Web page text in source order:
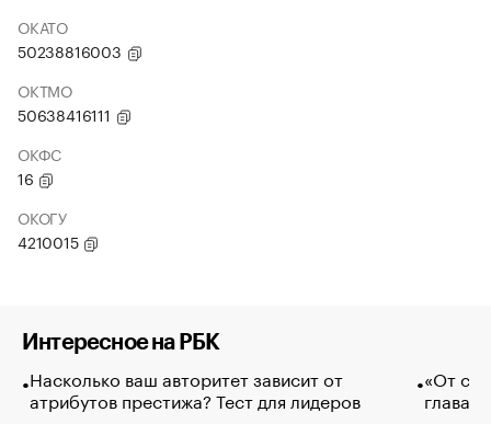
ОКАТО
50238816003
ОКТМО
50638416111
ОКФС
16
ОКОГУ
4210015
Интересное на РБК
Насколько ваш авторитет зависит от
атрибутов престижа? Тест для лидеров
«От
глава